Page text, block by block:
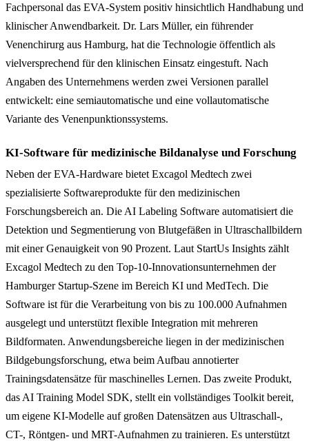
Fachpersonal das EVA-System positiv hinsichtlich Handhabung und
klinischer Anwendbarkeit. Dr. Lars Müller, ein führender
Venenchirurg aus Hamburg, hat die Technologie öffentlich als
vielversprechend für den klinischen Einsatz eingestuft. Nach
Angaben des Unternehmens werden zwei Versionen parallel
entwickelt: eine semiautomatische und eine vollautomatische
Variante des Venenpunktionssystems.
KI-Software für medizinische Bildanalyse und Forschung
Neben der EVA-Hardware bietet Excagol Medtech zwei
spezialisierte Softwareprodukte für den medizinischen
Forschungsbereich an. Die AI Labeling Software automatisiert die
Detektion und Segmentierung von Blutgefäßen in Ultraschallbildern
mit einer Genauigkeit von 90 Prozent. Laut StartUs Insights zählt
Excagol Medtech zu den Top-10-Innovationsunternehmen der
Hamburger Startup-Szene im Bereich KI und MedTech. Die
Software ist für die Verarbeitung von bis zu 100.000 Aufnahmen
ausgelegt und unterstützt flexible Integration mit mehreren
Bildformaten. Anwendungsbereiche liegen in der medizinischen
Bildgebungsforschung, etwa beim Aufbau annotierter
Trainingsdatensätze für maschinelles Lernen. Das zweite Produkt,
das AI Training Model SDK, stellt ein vollständiges Toolkit bereit,
um eigene KI-Modelle auf großen Datensätzen aus Ultraschall-,
CT-, Röntgen- und MRT-Aufnahmen zu trainieren. Es unterstützt